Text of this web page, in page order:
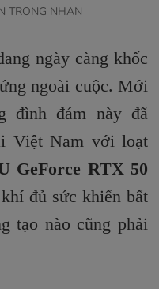
TRONG NHAN
ngày càng khốc
ngoài cuộc. Mới
đình đám này đã
Việt Nam với loạt
GeForce RTX 50
đủ sức khiến bất
tạo nào cũng phải